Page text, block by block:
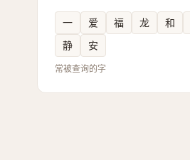
一 爱 福 龙 和
静
安
常被查询的字